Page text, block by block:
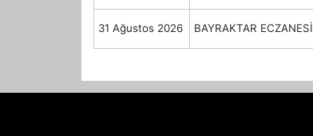
31 Ağustos 2026 BAYRAKTAR ECZANESİ